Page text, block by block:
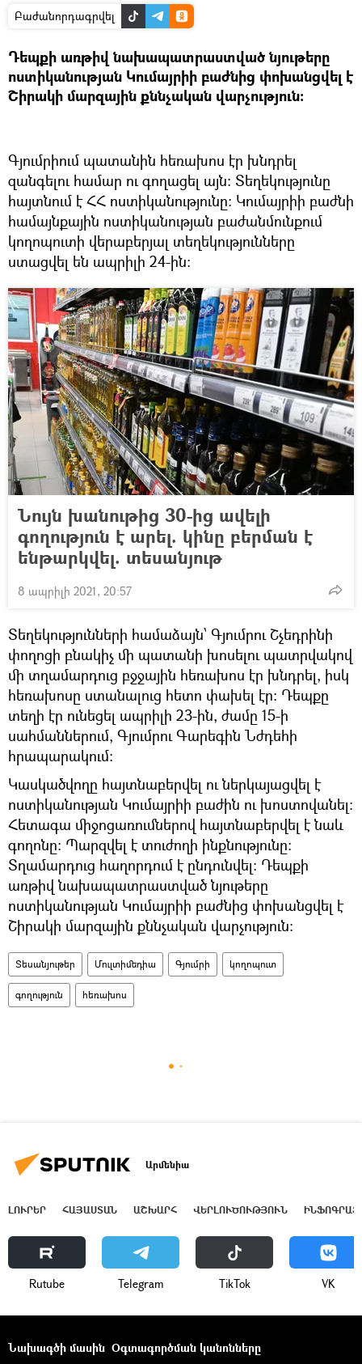
Բաժանորդագրվել
Դեպքի առթիվ նախապատրաստված նյութերը
ոստիկանության Կումայրիի բաժնից փոխանցվել է
Շիրակի մարզային քննչական վարչություն։
Գյումրիում պատանին հեռախոս էր խնդրել
զանգելու համար ու գողացել այն։ Տեղեկությունը
հայտնում է ՀՀ ոստիկանությունը։ Կումայրիի բաժնի
համայնքային ոստիկանության բաժանմունքում
կողոպուտի վերաբերյալ տեղեկությունները
ստացվել են ապրիլի 24-ին։
Նույն խանութից 30-ից ավելի
գողություն է արել. կինը բերման է
ենթարկվել. տեսանյութ
8 ապրիլի 2021, 20:57
Տեղեկությունների համաձայն՝ Գյումրու Շչեդրինի
փողոցի բնակիչ մի պատանի խոսելու պատրվակով
մի տղամարդուց բջջային հեռախոս էր խնդրել, իսկ
հեռախոսը ստանալուց հետո փախել էր։ Դեպքը
տեղի էր ունեցել ապրիլի 23-ին, ժամը 15-ի
սահմաններում, Գյումրու Գարեգին Նժդեհի
հրապարակում։
Կասկածվողը հայտնաբերվել ու ներկայացվել է
ոստիկանության Կումայրիի բաժին ու խոստովանել։
Հետագա միջոցառումներով հայտնաբերվել է նաև
գողոնը։ Պարզվել է տուժողի ինքնությունը։
Տղամարդուց հաղորդում է ընդունվել։ Դեպքի
առթիվ նախապատրաստված նյութերը
ոստիկանության Կումայրիի բաժնից փոխանցվել է
Շիրակի մարզային քննչական վարչություն։
Տեսանյութեր Մուլտիմեդիա Գյումրի կողոպուտ
գողություն հեռախոս
Արմենիա
ԼՈՒՐԵՐ ՀԱՅԱՍՏԱՆ ԱՇԽԱՐՀ ՎԵՐԼՈՒԾՈՒԹՅՈՒՆ
Rutube Telegram ТikТоk VK
Նախագծի մասին Օգտագործման կանոնները